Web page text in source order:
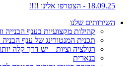
18.09.25 - הצטרפו אלינו !!!!
השירותים שלנו
קהילות מקצועיות בענף הבנייה
תכנית המנטורינג של ענף
רגולציה וציות – יש דרך קלה
בנארית